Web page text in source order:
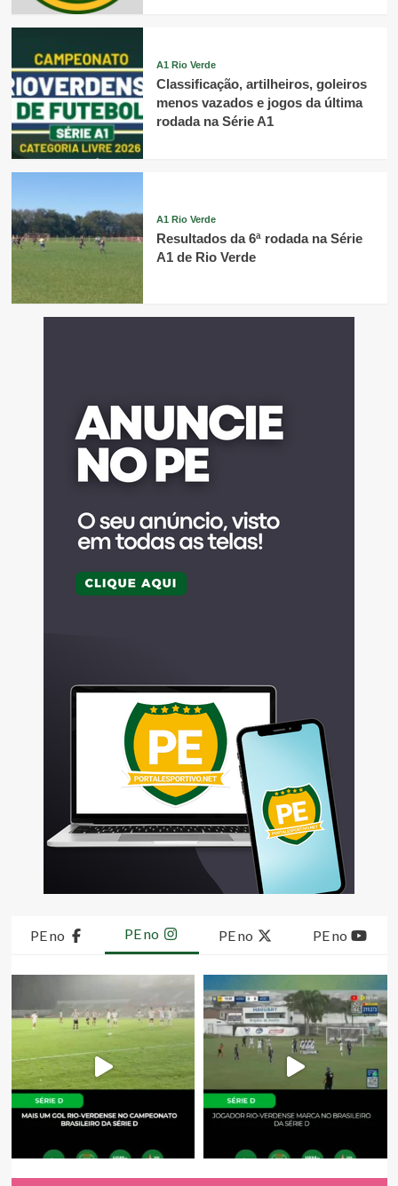
A1 Rio Verde
Classificação, artilheiros, goleiros
menos vazados e jogos da última
rodada na Série A1
A1 Rio Verde
Resultados da 6ª rodada na Série
A1 de Rio Verde
PE no PE no PE no PE no